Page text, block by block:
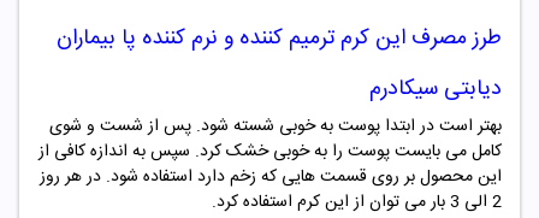
طرز مصرف این کرم ترمیم کننده و نرم کننده پا بیماران
دیابتی سیکادرم
بهتر است در ابتدا پوست به خوبی شسته شود. پس از شست و شوی
کامل می بایست پوست را به خوبی خشک کرد. سپس به اندازه کافی از
این محصول بر روی قسمت هایی که زخم دارد استفاده شود. در هر روز
2 الی 3 بار می توان از این کرم استفاده کرد.